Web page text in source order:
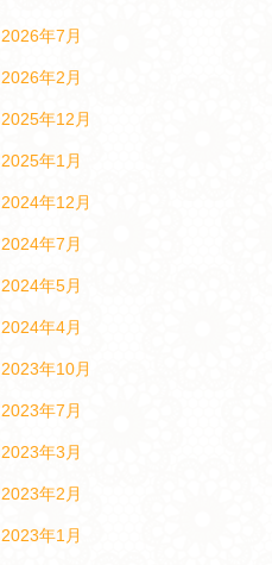
2026年7月
2026年2月
2025年12月
2025年1月
2024年12月
2024年7月
2024年5月
2024年4月
2023年10月
2023年7月
2023年3月
2023年2月
2023年1月